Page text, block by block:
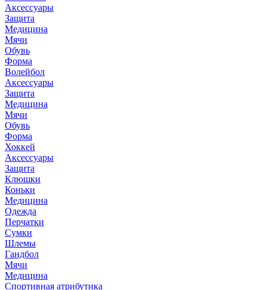
Аксессуары
Защита
Медицина
Мячи
Обувь
Форма
Волейбол
Аксессуары
Защита
Медицина
Мячи
Обувь
Форма
Хоккей
Аксессуары
Защита
Клюшки
Коньки
Медицина
Одежда
Перчатки
Сумки
Шлемы
Гандбол
Мячи
Медицина
Спортивная атрибутика